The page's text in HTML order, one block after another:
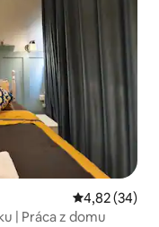
Priemerné
4,82 (34)
| Práca z domu